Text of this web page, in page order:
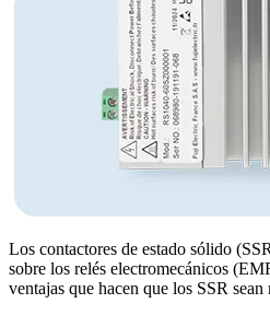
Los contactores de estado sólido
sobre los relés electromecánicos
ventajas que hacen que los SSR